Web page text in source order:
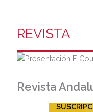
REVISTA
Revista